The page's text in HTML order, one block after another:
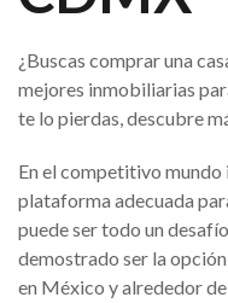
¿Buscas comprar una
mejores inmobiliarias
te lo pierdas, descubre
En el competitivo
plataforma adecuada
puede ser todo un
demostrado ser la
en México y alrededor